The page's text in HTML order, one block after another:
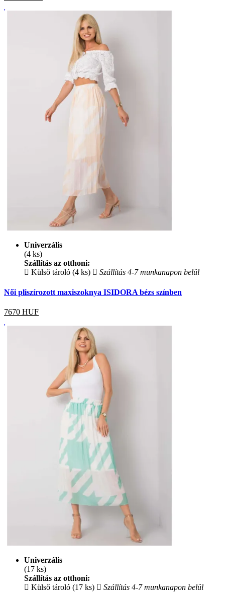
Univerzális
(4 ks)
Szállítás az otthoni:
Külső tároló (4 ks)
Szállítás 4-7 munkanapon belül
Női pliszírozott maxiszoknya ISIDORA bézs színben
7670 HUF
Univerzális
(17 ks)
Szállítás az otthoni:
Külső tároló (17 ks)
Szállítás 4-7 munkanapon belül